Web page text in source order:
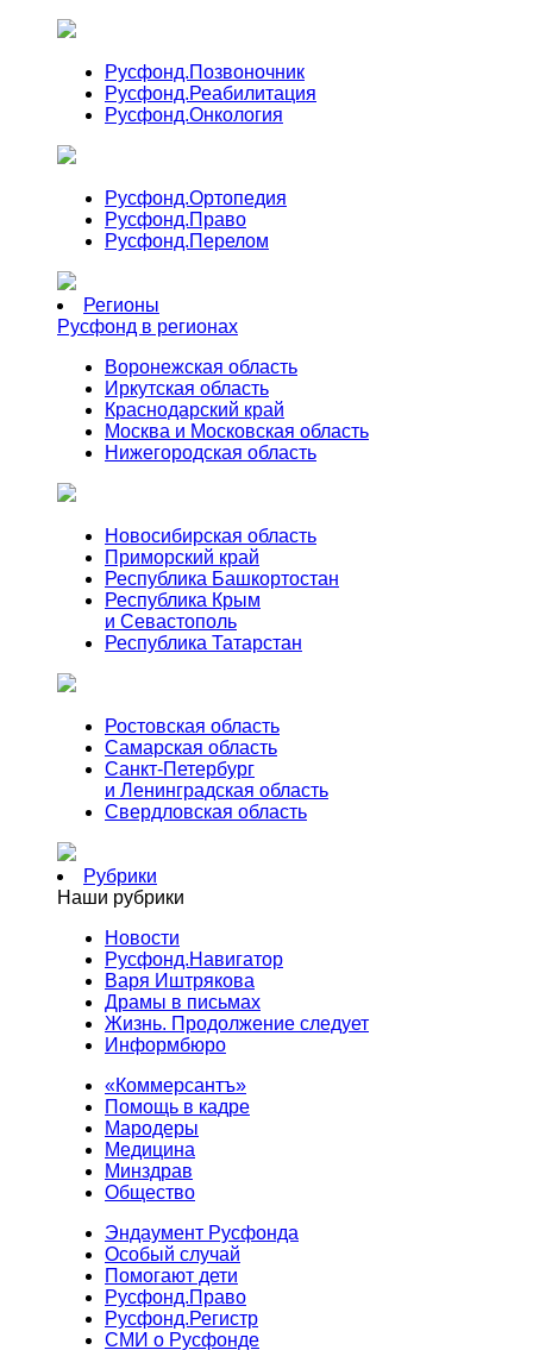
Русфонд.Позвоночник
Русфонд.Реабилитация
Русфонд.Онкология
Русфонд.Ортопедия
Русфонд.Право
Русфонд.Перелом
Регионы
Русфонд в регионах
Воронежская область
Иркутская область
Краснодарский край
Москва и Московская область
Нижегородская область
Новосибирская область
Приморский край
Республика Башкортостан
Республика Крым
и Севастополь
Республика Татарстан
Ростовская область
Самарская область
Санкт-Петербург
и Ленинградская область
Свердловская область
Рубрики
Наши рубрики
Новости
Русфонд.Навигатор
Варя Иштрякова
Драмы в письмах
Жизнь. Продолжение следует
Информбюро
«Коммерсантъ»
Помощь в кадре
Мародеры
Медицина
Минздрав
Общество
Эндаумент Русфонда
Особый случай
Помогают дети
Русфонд.Право
Русфонд.Регистр
СМИ о Русфонде